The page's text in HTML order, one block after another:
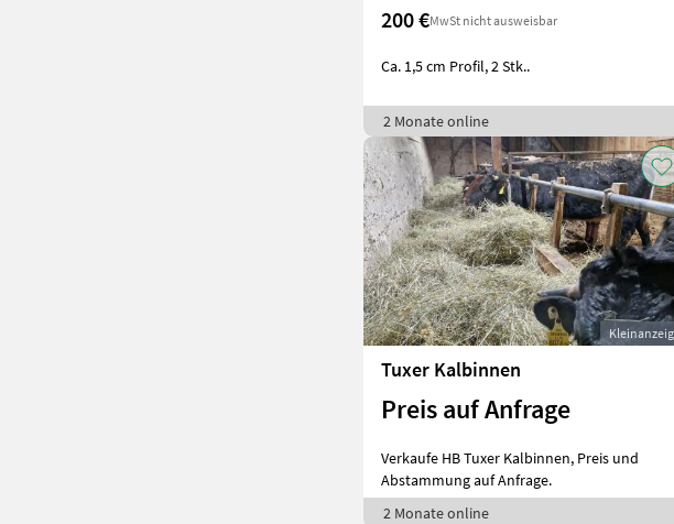
200 €MwSt nicht ausweisbar
Ca. 1,5 cm Profil, 2 Stk..
2 Monate online
Tuxer Kalbinnen
Preis auf Anfrage
Verkaufe HB Tuxer Kalbinnen, Preis und
Abstammung auf Anfrage.
2 Monate online